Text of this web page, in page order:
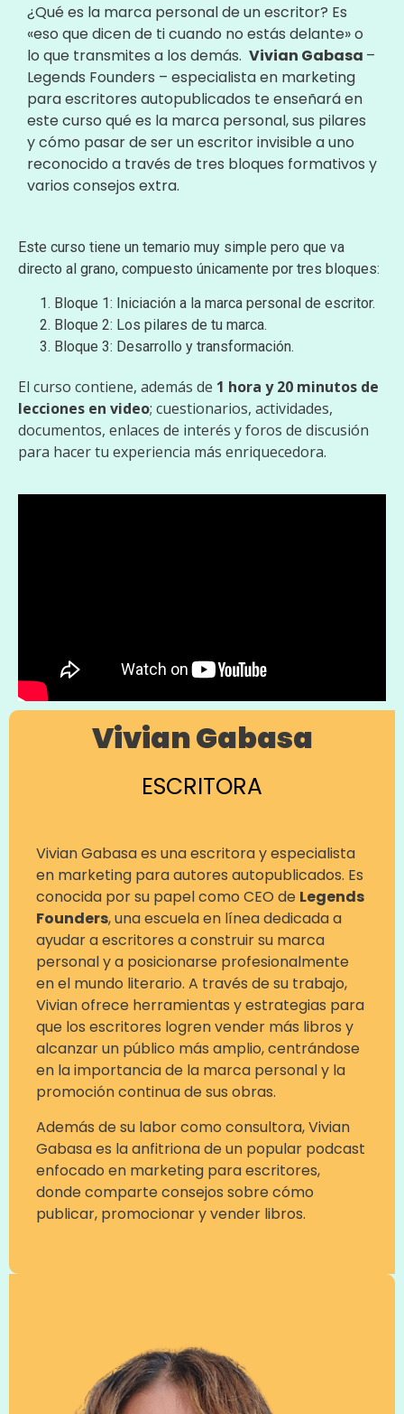
¿Qué es la marca personal de un escritor? Es
«eso que dicen de ti cuando no estás delante» o
lo que transmites a los demás. Vivian Gabasa –
Legends Founders – especialista en marketing
para escritores autopublicados te enseñará en
este curso qué es la marca personal, sus pilares
y cómo pasar de ser un escritor invisible a uno
reconocido a través de tres bloques formativos y
varios consejos extra.
Este curso tiene un temario muy simple pero que va
directo al grano, compuesto únicamente por tres bloques:
Bloque 1: Iniciación a la marca personal de escritor.
Bloque 2: Los pilares de tu marca.
Bloque 3: Desarrollo y transformación.
El curso contiene, además de 1 hora y 20 minutos de
lecciones en video; cuestionarios, actividades,
documentos, enlaces de interés y foros de discusión
para hacer tu experiencia más enriquecedora.
Vivian Gabasa
ESCRITORA
Vivian Gabasa es una escritora y especialista
en marketing para autores autopublicados. Es
conocida por su papel como CEO de Legends
Founders, una escuela en línea dedicada a
ayudar a escritores a construir su marca
personal y a posicionarse profesionalmente
en el mundo literario. A través de su trabajo,
Vivian ofrece herramientas y estrategias para
que los escritores logren vender más libros y
alcanzar un público más amplio, centrándose
en la importancia de la marca personal y la
promoción continua de sus obras.
Además de su labor como consultora, Vivian
Gabasa es la anfitriona de un popular podcast
enfocado en marketing para escritores,
donde comparte consejos sobre cómo
publicar, promocionar y vender libros.